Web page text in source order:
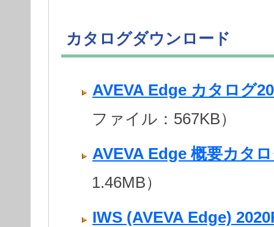
カタログダウンロード
AVEVA Edge カタログ
ファイル：567KB）
AVEVA Edge 概要カタ
1.46MB）
IWS (AVEVA Edge)